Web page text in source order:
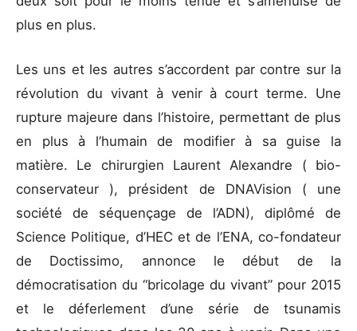
plus en plus.
Les uns et les autres s’accordent par contre sur la
révolution du vivant à venir à court terme. Une
rupture majeure dans l’histoire, permettant de plus
en plus à l’humain de modifier à sa guise la
matière. Le chirurgien Laurent Alexandre ( bio-
conservateur ), président de DNAVision ( une
société de séquençage de l’ADN), diplômé de
Science Politique, d’HEC et de l’ENA, co-fondateur
de Doctissimo, annonce le début de la
démocratisation du “bricolage du vivant” pour 2015
et le déferlement d’une série de tsunamis